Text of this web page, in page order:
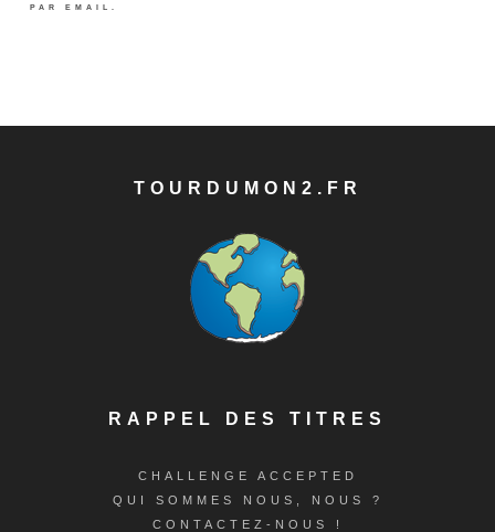
PAR EMAIL.
TOURDUMON2.FR
RAPPEL DES TITRES
CHALLENGE ACCEPTED
QUI SOMMES NOUS, NOUS ?
CONTACTEZ-NOUS !